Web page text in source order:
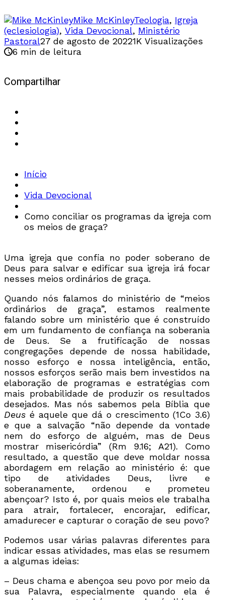
Mike McKinleyTeologia, Igreja
(eclesiologia), Vida Devocional, Ministério
Pastoral27 de agosto de 20221K Visualizações
6 min de leitura
Compartilhar
Início
Vida Devocional
Como conciliar os programas da igreja com
os meios de graça?
Uma igreja que confia no poder soberano de
Deus para salvar e edificar sua igreja irá focar
nesses meios ordinários de graça.
Quando nós falamos do ministério de “meios
ordinários de graça”, estamos realmente
falando sobre um ministério que é construído
em um fundamento de confiança na soberania
de Deus. Se a frutificação de nossas
congregações depende de nossa habilidade,
nosso esforço e nossa inteligência, então,
nossos esforços serão mais bem investidos na
elaboração de programas e estratégias com
mais probabilidade de produzir os resultados
desejados. Mas nós sabemos pela Bíblia que
Deus é aquele que dá o crescimento (1Co 3.6)
e que a salvação “não depende da vontade
nem do esforço de alguém, mas de Deus
mostrar misericórdia” (Rm 9.16; A21). Como
resultado, a questão que deve moldar nossa
abordagem em relação ao ministério é: que
tipo de atividades Deus, livre e
soberanamente, ordenou e prometeu
abençoar? Isto é, por quais meios ele trabalha
para atrair, fortalecer, encorajar, edificar,
amadurecer e capturar o coração de seu povo?
Podemos usar várias palavras diferentes para
indicar essas atividades, mas elas se resumem
a algumas ideias:
– Deus chama e abençoa seu povo por meio da
sua Palavra, especialmente quando ela é